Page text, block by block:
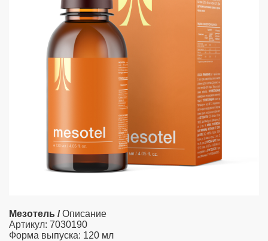
Мезотель /Описание
Артикул: 7030190
Форма выпуска: 120 мл